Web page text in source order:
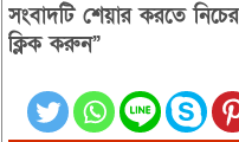
রিকশাচালক আব্দুল কাদির বের হলে
কে বা কারা তাকে ডেকে নিয়ে যায়।
সংবাদটি শেয়ার করতে
ক্লিক করুন”